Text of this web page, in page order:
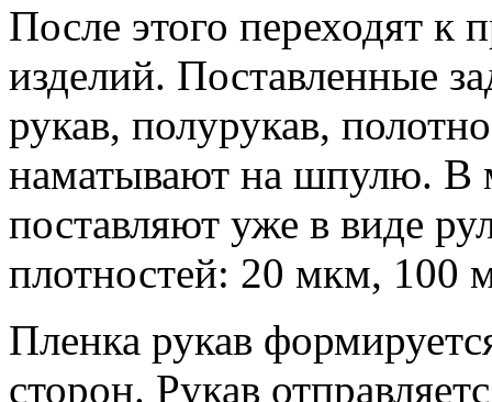
После этого переходят к
изделий. Поставленные
рукав, полурукав,
наматывают на шпулю. В
поставляют уже в виде
плотностей: 20 мкм, 100
Пленка рукав
сторон. Рукав